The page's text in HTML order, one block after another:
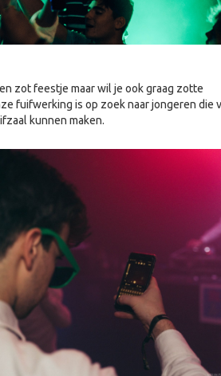
zot feestje maar wil je ook graag zotte
fuifwerking is op zoek naar jongeren die
kunnen maken.